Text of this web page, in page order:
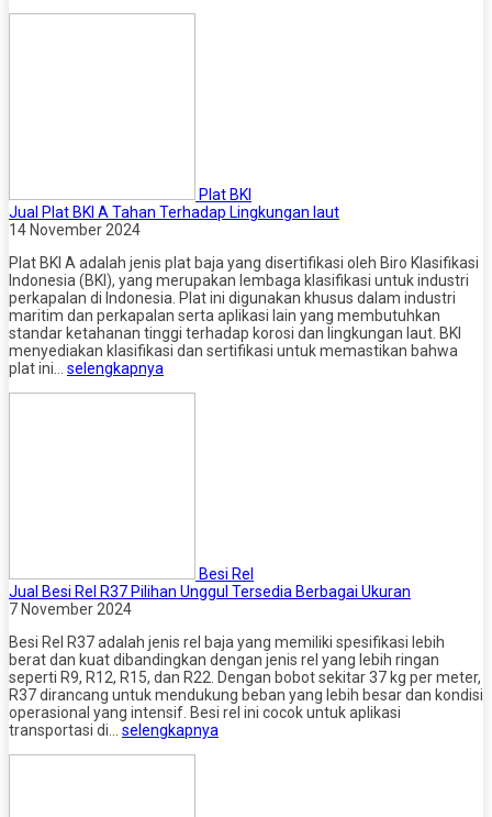
Plat BKI
Jual Plat BKI A Tahan Terhadap Lingkungan laut
14 November 2024
Plat BKI A adalah jenis plat baja yang disertifikasi oleh Biro Klasifikasi
Indonesia (BKI), yang merupakan lembaga klasifikasi untuk industri
perkapalan di Indonesia. Plat ini digunakan khusus dalam industri
maritim dan perkapalan serta aplikasi lain yang membutuhkan
standar ketahanan tinggi terhadap korosi dan lingkungan laut. BKI
menyediakan klasifikasi dan sertifikasi untuk memastikan bahwa
plat ini… selengkapnya
Besi Rel
Jual Besi Rel R37 Pilihan Unggul Tersedia Berbagai Ukuran
7 November 2024
Besi Rel R37 adalah jenis rel baja yang memiliki spesifikasi lebih
berat dan kuat dibandingkan dengan jenis rel yang lebih ringan
seperti R9, R12, R15, dan R22. Dengan bobot sekitar 37 kg per meter,
R37 dirancang untuk mendukung beban yang lebih besar dan kondisi
operasional yang intensif. Besi rel ini cocok untuk aplikasi
transportasi di… selengkapnya